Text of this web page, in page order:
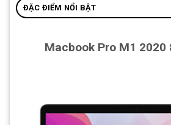
ĐẶC ĐIỂM NỔI BẬT
Macbook Pro M1 2020